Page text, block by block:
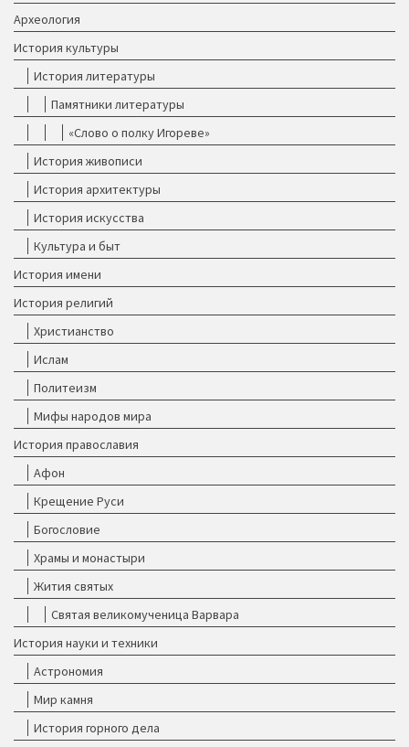
Археология
История культуры
История литературы
Памятники литературы
«Слово о полку Игореве»
История живописи
История архитектуры
История искусства
Культура и быт
История имени
История религий
Христианство
Ислам
Политеизм
Мифы народов мира
История православия
Афон
Крещение Руси
Богословие
Храмы и монастыри
Жития святых
Святая великомученица Варвара
История науки и техники
Астрономия
Мир камня
История горного дела